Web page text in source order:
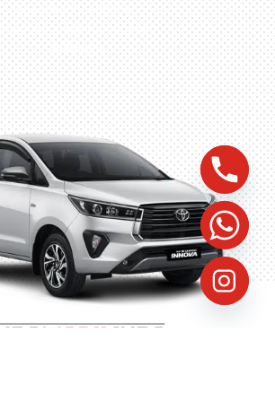
Husein Sastra Negara,
No.8 Jurumudi Tangerang
– Indonesia